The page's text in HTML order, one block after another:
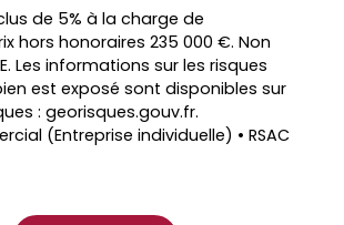
de 5% à la charge de
hors honoraires 235 000 €. Non
Les informations sur les risques
est exposé sont disponibles sur
: georisques.gouv.fr.
(Entreprise individuelle) • RSAC